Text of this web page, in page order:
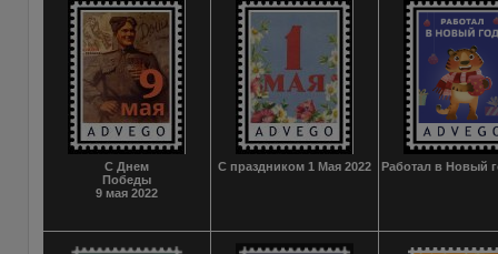
С Днем
Победы
9 мая 2022
С праздником 1 Мая 2022 Работал в Новый